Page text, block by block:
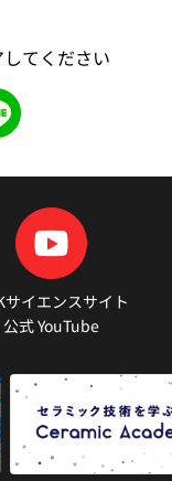
てください
サイエンスサイト
公式 YouTube